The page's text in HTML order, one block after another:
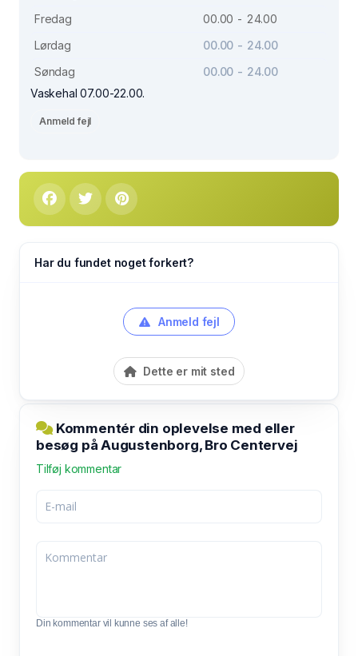
Fredag
00.00 - 24.00
Lørdag
00.00 - 24.00
Søndag
00.00 - 24.00
Vaskehal 07.00-22.00.
Anmeld fejl
Har du fundet noget forkert?
Anmeld fejl
Dette er mit sted
Kommentér din oplevelse med eller
besøg på Augustenborg, Bro Centervej
Tilføj kommentar
Din kommentar vil kunne ses af alle!